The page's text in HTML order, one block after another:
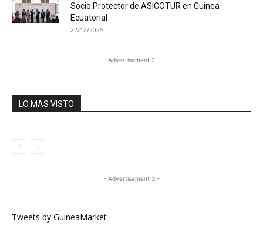
Socio Protector de ASICOTUR en Guinea
Ecuatorial
22/12/2025
- Advertisement 2 -
LO MAS VISTO
- Advertisement 3 -
Tweets by GuineaMarket